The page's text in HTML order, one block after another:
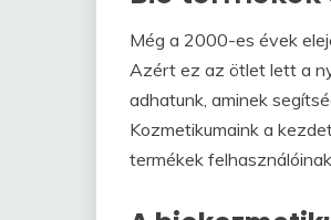
Még a 2000-es évek
Azért ez az ötlet lett a
adhatunk, aminek
Kozmetikumaink a
termékek